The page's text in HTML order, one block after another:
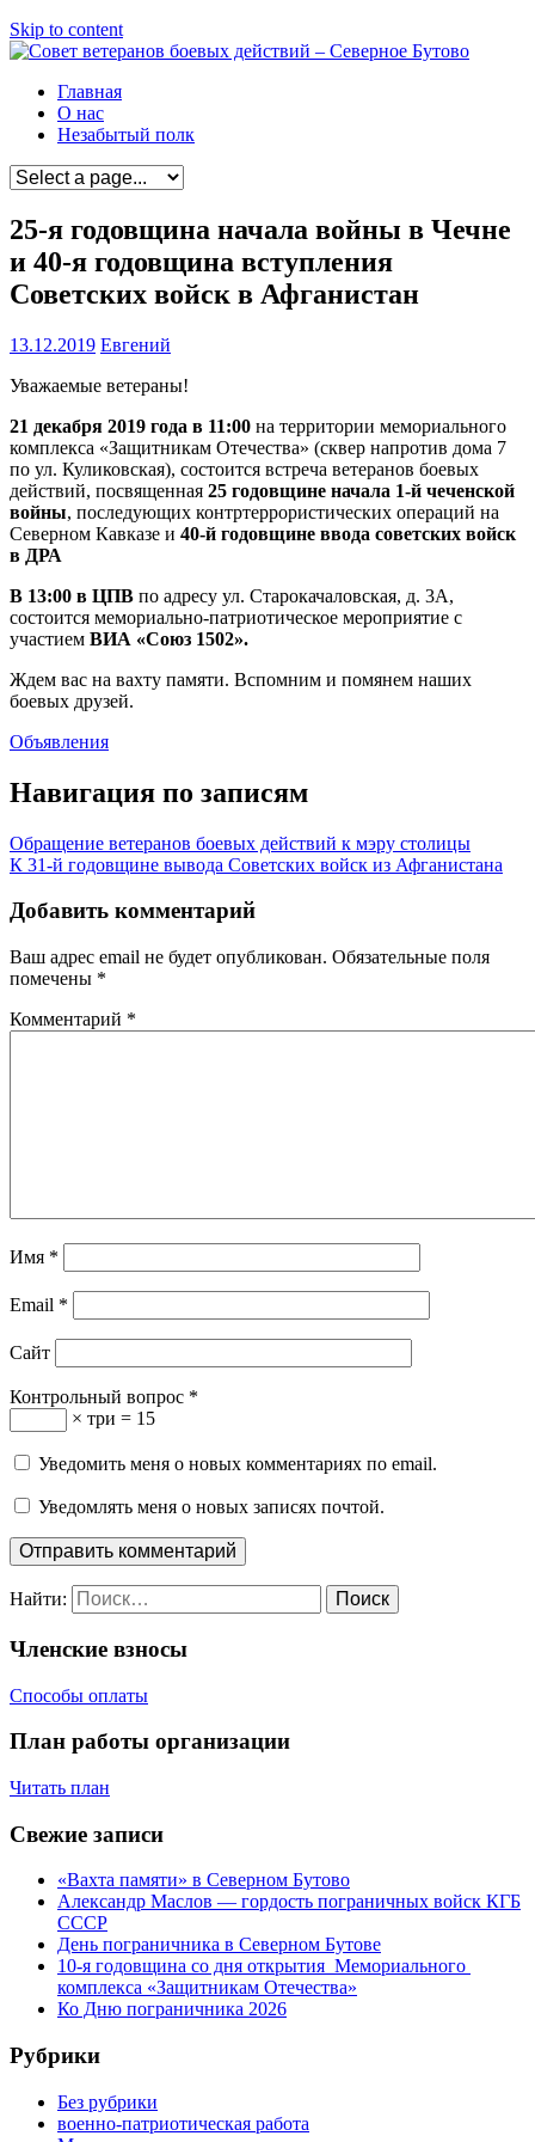
Skip to content
Главная
О нас
Незабытый полк
25-я годовщина начала войны в Чечне
и 40-я годовщина вступления
Советских войск в Афганистан
13.12.2019 Евгений
Уважаемые ветераны!
21 декабря 2019 года в 11:00 на территории мемориального
комплекса «Защитникам Отечества» (сквер напротив дома 7
по ул. Куликовская), состоится встреча ветеранов боевых
действий, посвященная 25 годовщине начала 1-й чеченской
войны, последующих контртеррористических операций на
Северном Кавказе и 40-й годовщине ввода советских войск
в ДРА
В 13:00 в ЦПВ по адресу ул. Старокачаловская, д. 3А,
состоится мемориально-патриотическое мероприятие с
участием ВИА «Союз 1502».
Ждем вас на вахту памяти. Вспомним и помянем наших
боевых друзей.
Объявления
Навигация по записям
Обращение ветеранов боевых действий к мэру столицы
К 31-й годовщине вывода Советских войск из Афганистана
Добавить комментарий
Ваш адрес email не будет опубликован. Обязательные поля
помечены *
Комментарий *
Имя *
Email *
Сайт
Контрольный вопрос *
× три = 15
Уведомить меня о новых комментариях по email.
Уведомлять меня о новых записях почтой.
Найти:
Членские взносы
Способы оплаты
План работы организации
Читать план
Свежие записи
«Вахта памяти» в Северном Бутово
Александр Маслов — гордость пограничных войск КГБ
СССР
День пограничника в Северном Бутове
10-я годовщина со дня открытия Мемориального
комплекса «Защитникам Отечества»
Ко Дню пограничника 2026
Рубрики
Без рубрики
военно-патриотическая работа